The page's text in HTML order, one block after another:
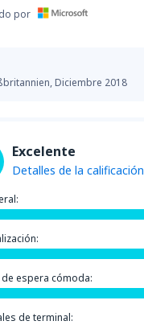
Diciembre 2018
por
Excelente
Detalles de la calificación
de espera cómoda:
de terminal: